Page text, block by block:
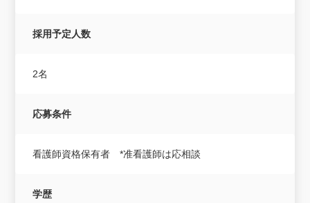
採用予定人数
2名
応募条件
看護師資格保有者 *准看護師は応相談
学歴